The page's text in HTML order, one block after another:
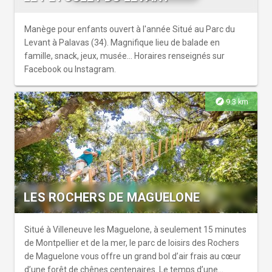
Lattes, et profitez d'une journée remplie de fun !
Manège pour enfants ouvert à l'année Situé au Parc du
Levant à Palavas (34). Magnifique lieu de balade en
famille, snack, jeux, musée... Horaires renseignés sur
Facebook ou Instagram.
explore9.3 km
LES ROCHERS DE MAGUELONE
Situé à Villeneuve les Maguelone, à seulement 15 minutes
de Montpellier et de la mer, le parc de loisirs des Rochers
de Maguelone vous offre un grand bol d’air frais au cœur
d’une forêt de chênes centenaires. Le temps d’une